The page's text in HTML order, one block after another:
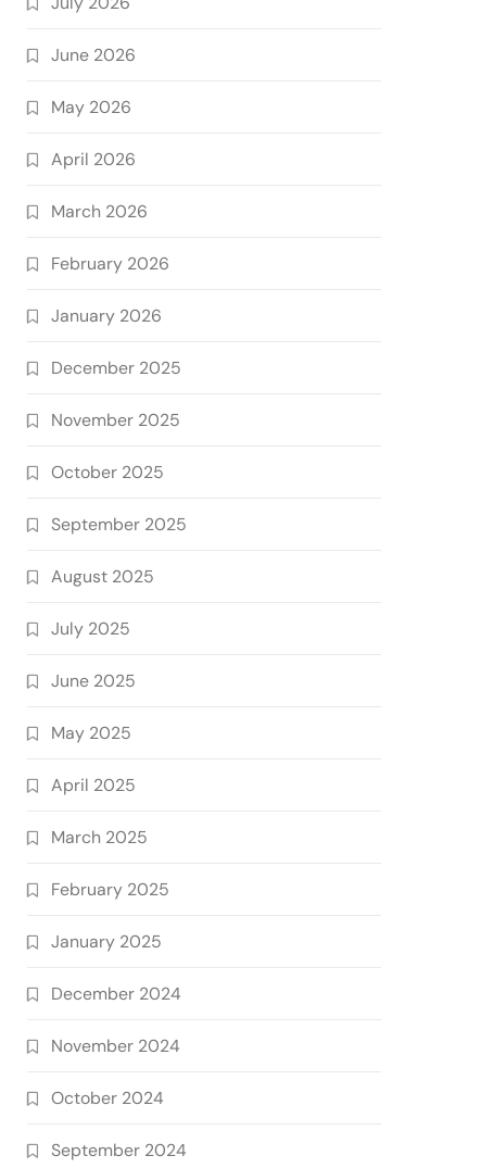
June 2026
May 2026
April 2026
March 2026
February 2026
January 2026
December 2025
November 2025
October 2025
September 2025
August 2025
July 2025
June 2025
May 2025
April 2025
March 2025
February 2025
January 2025
December 2024
November 2024
October 2024
September 2024